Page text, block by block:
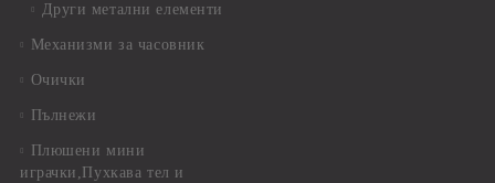
Други метални елементи
Механизми за часовник
Очички
Пълнежи
Плюшени мини
играчки,Пухкава тел и